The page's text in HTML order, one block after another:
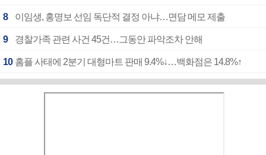
8 이임생, 홍명보 선임 독단적 결정 아냐…면담 메모 제출
9 경찰가족 관련 사건 45건…그동안 파악조차 안해
10 홈플 사태에 2분기 대형마트 판매 9.4%↓…백화점은 14.8%↑